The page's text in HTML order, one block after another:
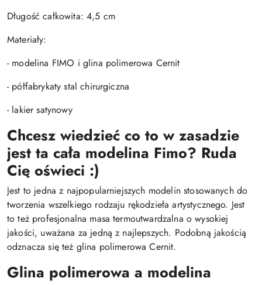
Długość całkowita: 4,5 cm
Materiały:
- modelina FIMO i glina polimerowa Cernit
- półfabrykaty stal chirurgiczna
- lakier satynowy
Chcesz wiedzieć co to w zasadzie
jest ta cała modelina Fimo? Ruda
Cię oświeci :)
Jest to jedna z najpopularniejszych modelin stosowanych do
tworzenia wszelkiego rodzaju rękodzieła artystycznego. Jest
to też profesjonalna masa termoutwardzalna o wysokiej
jakości, uważana za jedną z najlepszych. Podobną jakością
odznacza się też glina polimerowa Cernit.
Glina polimerowa a modelina